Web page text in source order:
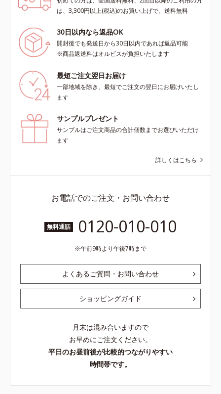
は、3,300円以上(税込)のお買い上げで、送料無料
30日以内なら返品OK
開封後でも発送日から30日以内であれば返品可能
※商品返送料はオルビスが負担いたします
最短ご注文翌日お届け
一部地域を除き、最短でご注文の翌日にお届けいたし
ます
サンプルプレゼント
サンプルはご注文商品の合計個数までお選びいただけ
ます
詳しくはこちら
お電話でのご注文・お問い合わせ
無料通話 0120-010-010
午前9時より午後7時まで
よくあるご質問・お問い合わせ
ショッピングガイド
月末は混み合いますので
お早めにご注文ください。
平日のお昼前後が比較的つながりやすい
時間帯です。